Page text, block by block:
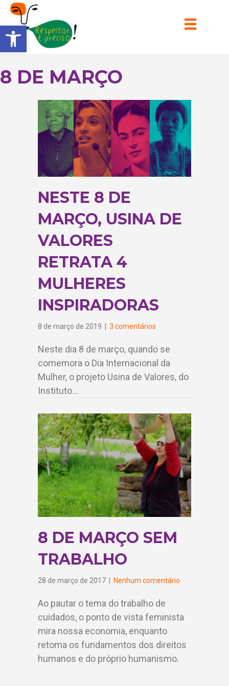
Barra de Ferramentas Aberta
8 DE MARÇO
NESTE 8 DE
MARÇO, USINA DE
VALORES
RETRATA 4
MULHERES
INSPIRADORAS
8 de março de 2019 3 comentários
Neste dia 8 de março, quando se
comemora o Dia Internacional da
Mulher, o projeto Usina de Valores, do
Instituto…
8 DE MARÇO SEM
TRABALHO
28 de março de 2017 Nenhum comentário
Ao pautar o tema do trabalho de
cuidados, o ponto de vista feminista
mira nossa economia, enquanto
retoma os fundamentos dos direitos
humanos e do próprio humanismo.